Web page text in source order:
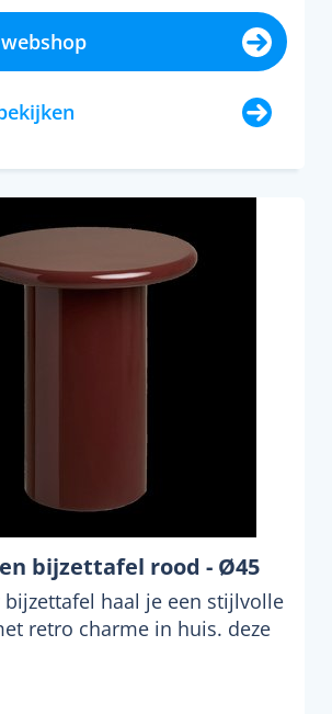
bijzettafel rood - Ø45
haal je een stijlvolle
retro charme in huis. deze